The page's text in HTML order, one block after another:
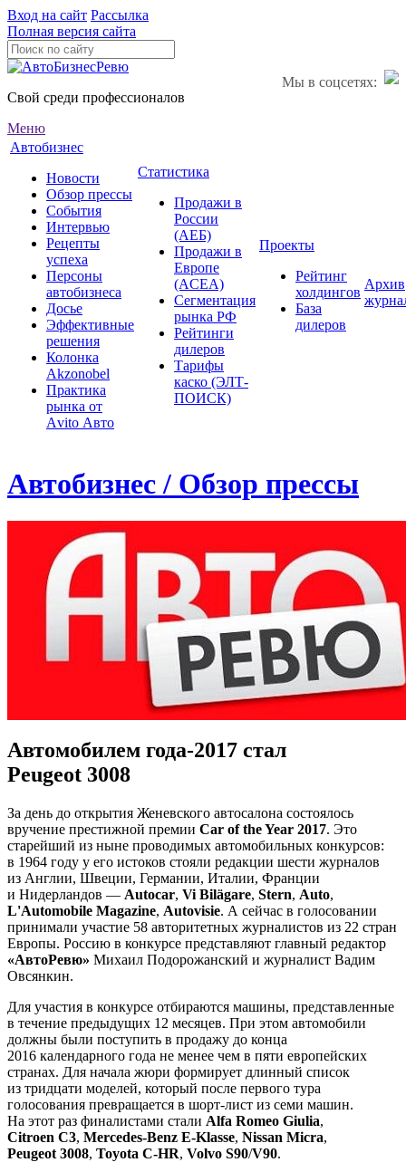
Вход на сайт Рассылка
Полная версия сайта
Мы в соцсетях:
Свой среди профессионалов
Меню
Автобизнес
Новости
Обзор прессы
События
Интервью
Рецепты
успеха
Персоны
автобизнеса
Досье
Эффективные
решения
Колонка
Akzonobel
Практика
рынка от
Аvito Авто
Статистика
Продажи в
России
(АЕБ)
Продажи в
Европе
(ACEA)
Сегментация
рынка РФ
Рейтинги
дилеров
Тарифы
каско (ЭЛТ-
ПОИСК)
Проекты
Рейтинг
холдингов
База
дилеров
Архив
Автобизнес / Обзор прессы
Автомобилем года-2017 стал
Peugeot 3008
За день до открытия Женевского автосалона состоялось
вручение престижной премии Car of the Year 2017. Это
старейший из ныне проводимых автомобильных конкурсов:
в 1964 году у его истоков стояли редакции шести журналов
из Англии, Швеции, Германии, Италии, Франции
и Нидерландов — Autocar, Vi Bilägare, Stern, Auto,
L'Automobile Magazine, Autovisie. А сейчас в голосовании
принимали участие 58 авторитетных журналистов из 22 стран
Европы. Россию в конкурсе представляют главный редактор
«АвтоРевю» Михаил Подорожанский и журналист Вадим
Овсянкин.
Для участия в конкурсе отбираются машины, представленные
в течение предыдущих 12 месяцев. При этом автомобили
должны были поступить в продажу до конца
2016 календарного года не менее чем в пяти европейских
странах. Для начала жюри формирует длинный список
из тридцати моделей, который после первого тура
голосования превращается в шорт-лист из семи машин.
На этот раз финалистами стали Alfa Romeo Giulia,
Citroen C3, Mercedes-Benz E-Klasse, Nissan Micra,
Peugeot 3008, Toyota C-HR, Volvo S90/V90.